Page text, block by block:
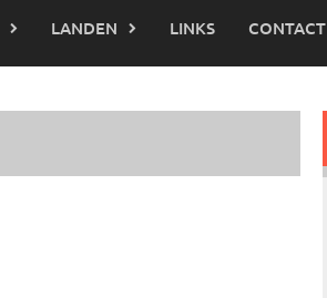
LANDEN LINKS CONTACT